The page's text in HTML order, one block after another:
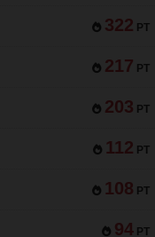
322 PT
217 PT
203 PT
112 PT
108 PT
94 PT